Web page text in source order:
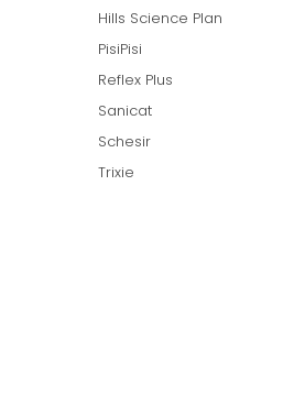
Hills Science Plan
PisiPisi
Reflex Plus
Sanicat
Schesir
Trixie